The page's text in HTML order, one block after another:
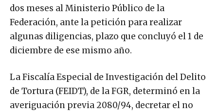
dos meses al Ministerio Público de la
Federación, ante la petición para realizar
algunas diligencias, plazo que concluyó el 1 de
diciembre de ese mismo año.
La Fiscalía Especial de Investigación del Delito
de Tortura (FEIDT), de la FGR, determinó en la
averiguación previa 2080/94, decretar el no